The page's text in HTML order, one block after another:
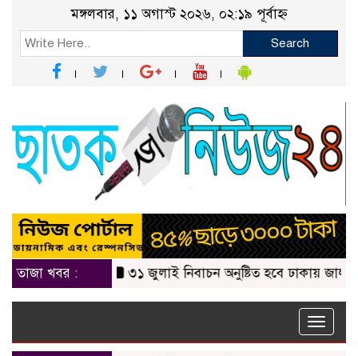
মঙ্গলবার, ১১ অগাস্ট ২০২৬, ০২:১৯ পূর্বাহ্ন
Search
তাজা খবর : ৩১ জুলাই নিবাচন অনু‌ষ্টিত হ‌বে ঢাকায় জালালাবাদ
Toggle